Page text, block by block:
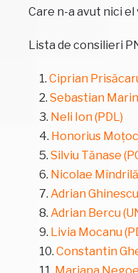
Care n-a avut nici
Lista de consilieri
Ciprian
Sebastian Marin
Neli Ion (PDL)
Honorius Moțoc
Silviu Tănase
Nicolae Mîndrilă
Adrian
Adrian Bercu
Livia Mocanu
Constantin